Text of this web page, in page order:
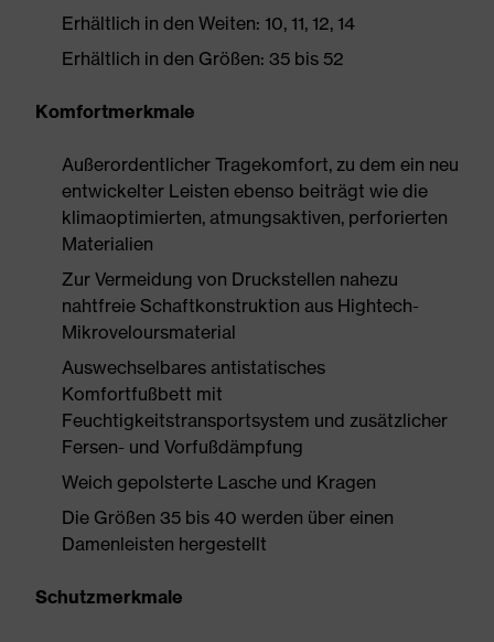
Erhältlich in den Weiten: 10, 11, 12, 14
Erhältlich in den Größen: 35 bis 52
Komfortmerkmale
Außerordentlicher Tragekomfort, zu dem ein neu
entwickelter Leisten ebenso beiträgt wie die
klimaoptimierten, atmungsaktiven, perforierten
Materialien
Zur Vermeidung von Druckstellen nahezu
nahtfreie Schaftkonstruktion aus Hightech-
Mikroveloursmaterial
Auswechselbares antistatisches
Komfortfußbett mit
Feuchtigkeitstransportsystem und zusätzlicher
Fersen- und Vorfußdämpfung
Weich gepolsterte Lasche und Kragen
Die Größen 35 bis 40 werden über einen
Damenleisten hergestellt
Schutzmerkmale